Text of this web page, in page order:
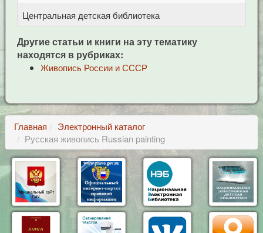
Центральная детская библиотека
Другие статьи и книги на эту тематику
находятся в рубриках:
Живопись России и СССР
Главная
Электронный каталог
Русская живопись Russian painting